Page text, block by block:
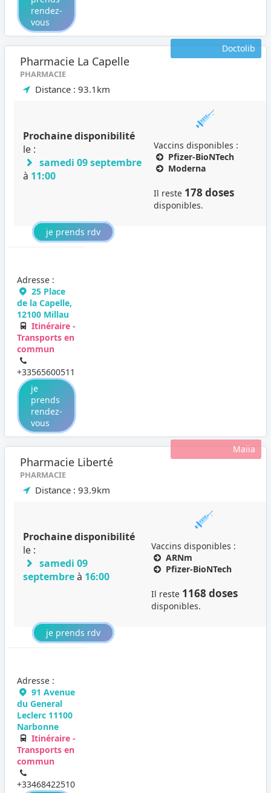
rendez-
vous
Doctolib
Pharmacie La Capelle
PHARMACIE
Distance : 93.1km
Prochaine disponibilité
le :
samedi 09 septembre
à 11:00
Vaccins disponibles :
Pfizer-BioNTech
Moderna
Il reste 178 doses
disponibles.
je prends rdv
Adresse :
25 Place
de la Capelle,
12100 Millau
Itinéraire -
Transports en
commun
+33565600511
je
prends
rendez-
vous
Maiia
Pharmacie Liberté
PHARMACIE
Distance : 93.9km
Prochaine disponibilité
le :
samedi 09
septembreà 16:00
Vaccins disponibles :
ARNm
Pfizer-BioNTech
Il reste 1168 doses
disponibles.
je prends rdv
Adresse :
91 Avenue
du General
Leclerc 11100
Narbonne
Itinéraire -
Transports en
commun
+33468422510